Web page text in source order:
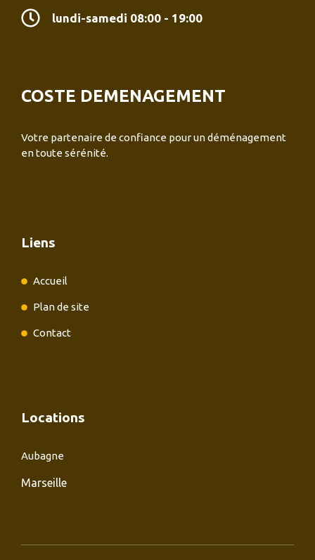
lundi-samedi 08:00 - 19:00
COSTE DEMENAGEMENT
Votre partenaire de confiance pour un déménagement
en toute sérénité.
Liens
Accueil
Plan de site
Contact
Locations
Aubagne
Marseille